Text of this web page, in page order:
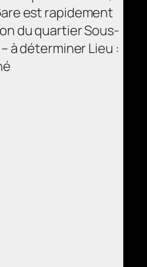
est rapidement
du quartier Sous-
à déterminer Lieu :